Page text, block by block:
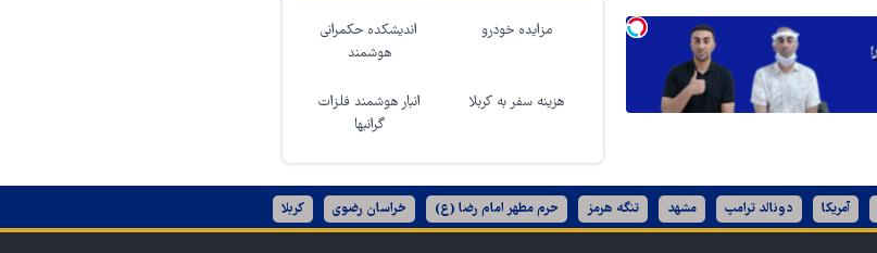
مزایده خودرو
اندیشکده حکمرانی
هوشمند
هزینه سفر به کربلا
انبار هوشمند فلزات
گرانبها
آمریکا دونالد ترامپ مشهد تنگه هرمز حرم مطهر امام رضا (ع) خراسان رضوی کربلا